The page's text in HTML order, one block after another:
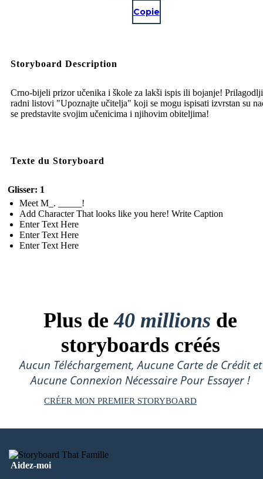
Copie
Storyboard Description
Crno-bijeli prizor učenika i škole za lakši ispis ili bojanje!
radni listovi "Upoznajte učitelja" koji se mogu ispisati izvrstan su
se predstavite svojim učenicima i njihovim obiteljima!
Texte du Storyboard
Glisser: 1
Meet M_. _____!
Add Character That looks like you here! Write Caption
Enter Text Here
Enter Text Here
Enter Text Here
Plus de40 millions de
storyboards créés
Aucun Téléchargement, Aucune Carte de Crédit et
Aucune Connexion Nécessaire Pour Essayer !
CRÉER MON PREMIER STORYBOARD
Aidez-moi